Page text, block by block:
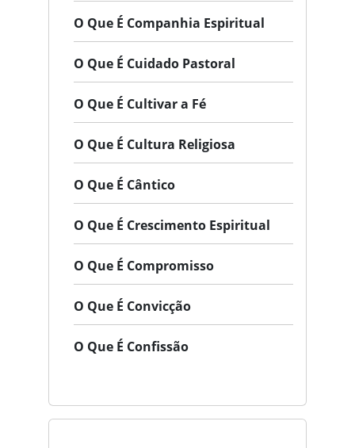
O Que É Companhia Espiritual
O Que É Cuidado Pastoral
O Que É Cultivar a Fé
O Que É Cultura Religiosa
O Que É Cântico
O Que É Crescimento Espiritual
O Que É Compromisso
O Que É Convicção
O Que É Confissão